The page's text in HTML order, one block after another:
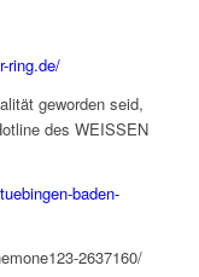
ring.de/
geworden seid,
des WEISSEN
baden-
2637160/